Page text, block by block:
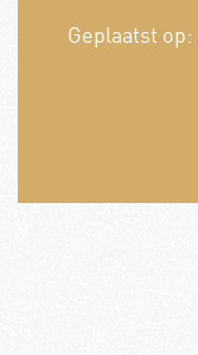
Geplaatst op: